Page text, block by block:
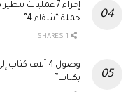
إجراء 7
حملة “شفاء 4”
وصول 4 آلاف
بكتاب”